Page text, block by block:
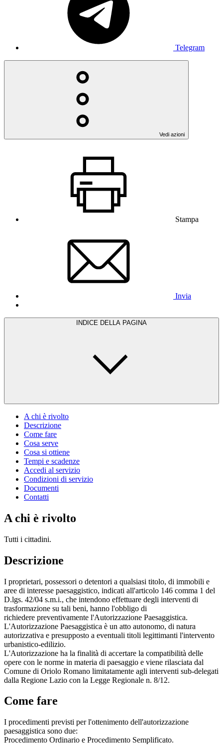
Telegram
Vedi azioni
Stampa
Invia
INDICE DELLA PAGINA
A chi è rivolto
Descrizione
Come fare
Cosa serve
Cosa si ottiene
Tempi e scadenze
Accedi al servizio
Condizioni di servizio
Documenti
Contatti
A chi è rivolto
Tutti i cittadini.
Descrizione
I proprietari, possessori o detentori a qualsiasi titolo, di immobili e
aree di interesse paesaggistico, indicati all'articolo 146 comma 1 del
D.lgs. 42/04 s.m.i., che intendono effettuare degli interventi di
trasformazione su tali beni, hanno l'obbligo di
richiedere preventivamente l'Autorizzazione Paesaggistica.
L'Autorizzazione Paesaggistica è un atto autonomo, di natura
autorizzativa e presupposto a eventuali titoli legittimanti l'intervento
urbanistico-edilizio.
L'Autorizzazione ha la finalità di accertare la compatibilità delle
opere con le norme in materia di paesaggio e viene rilasciata dal
Comune di Oriolo Romano limitatamente agli interventi sub-delegati
dalla Regione Lazio con la Legge Regionale n. 8/12.
Come fare
I procedimenti previsti per l'ottenimento dell'autorizzazione
paesaggistica sono due:
Procedimento Ordinario e Procedimento Semplificato.